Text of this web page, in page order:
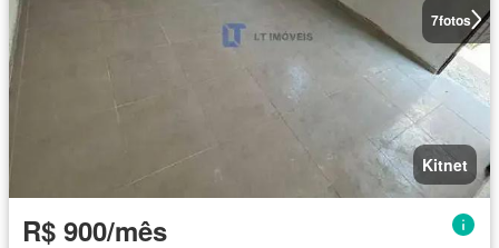
7fotos
Kitnet
R$ 900/mês